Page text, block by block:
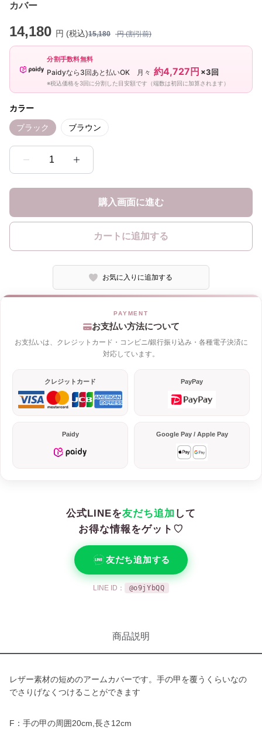
カバー
14,180 円 (税込)15,180 円 (割引前)
分割手数料無料
Paidyなら3回あと払いOK 月々 約4,727円 ×3回
※税込価格を3回に分割した目安額です（端数は初回に加算されます）
カラー
ブラック ブラウン
1
購入画面に進む
カートに追加する
お気に入りに追加する
お支払い方法について
お支払いは、クレジットカード・コンビニ/銀行振り込み・各種電子決済に
対応しています。
クレジットカード PayPay
Paidy Google Pay / Apple Pay
公式LINEを友だち追加 して
お得な情報をゲット♡
友だち追加する
LINE ID： @o9jYbQQ
商品説明
レザー素材の短めのアームカバーです。手の甲を覆うくらいなの
でさりげなくつけることができます
F：手の甲の周囲20cm,長さ12cm